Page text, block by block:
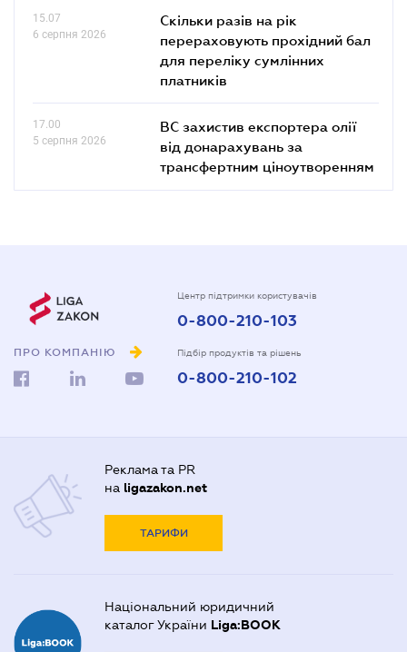
15.07
6 серпня 2026
Скільки разів на рік
перераховують прохідний бал
для переліку сумлінних
платників
17.00
5 серпня 2026
ВС захистив експортера олії
від донарахувань за
трансфертним ціноутворенням
ПРО КОМПАНІЮ
Центр підтримки користувачів
0-800-210-103
Підбір продуктів та рішень
0-800-210-102
Реклама та PR
на ligazakon.net
ТАРИФИ
Національний юридичний
каталог України Liga:BOOK